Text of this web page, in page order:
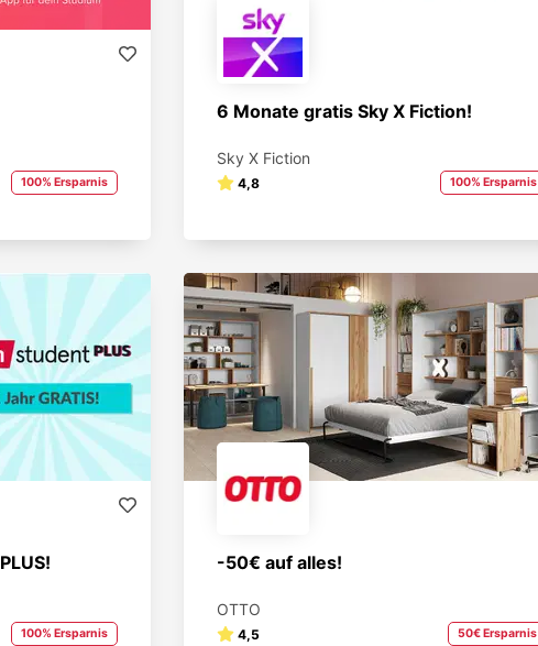
100% Ersparnis
6 Monate gratis Sky X Fiction!
Sky X Fiction
4,8 100% Ersparnis
100% Ersparnis
-50€ auf alles!
OTTO
4,5 50€ Ersparnis